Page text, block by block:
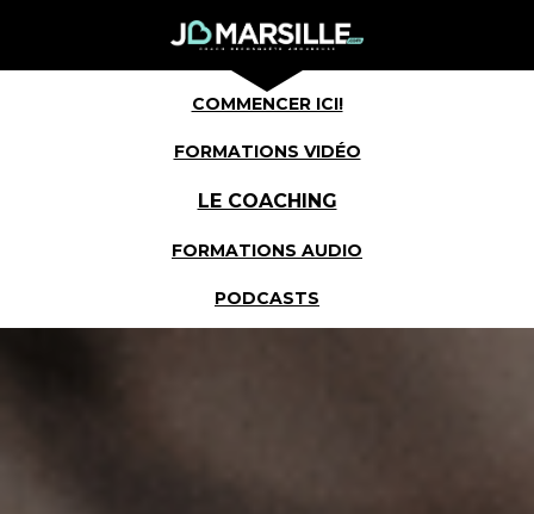
COMMENCER ICI!
FORMATIONS VIDÉO
LE COACHING
FORMATIONS AUDIO
PODCASTS